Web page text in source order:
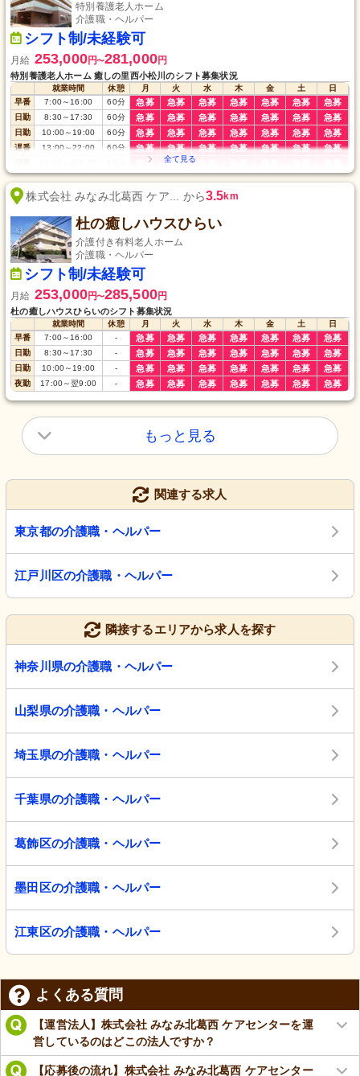
特別養護老人ホーム
介護職・ヘルパー
シフト制/未経験可
月給 253,000円〜281,000円
特別養護老人ホーム 癒しの里西小松川のシフト募集状況
就業時間 休憩 月 火 水 木 金 土
日
早番
7:00～ 16:00 60分 急募 急募 急募 急募 急募 急募 急募
日勤 8:30～ 17:30 60分 急募 急募 急募 急募 急募 急募 急募
日勤 10:00～ 19:00 60分 急募 急募 急募 急募 急募 急募 急募
遅番 13:00 ～22:00 60分 急募 急募 急募 急募 急募 急募 急募
急募 急募
株式会社 みなみ北葛西 ケア... から3.5km
杜の癒しハウスひらい
介護付き有料老人ホーム
介護職・ヘルパー
シフト制/未経験可
月給 253,000円〜285,500円
杜の癒しハウスひらいのシフト募集状況
就業時間 休憩 月 火 水 木 金 土
日
早番
7:00～16:00 - 急募 急募 急募 急募 急募 急募 急募
日勤 8:30～17:30 - 急募 急募 急募 急募 急募 急募 急募
日勤 10:00～19:00 - 急募 急募 急募 急募 急募 急募 急募
夜勤 17:00～翌9:00 - 急募 急募 急募 急募 急募 急募 急募
もっと見る
関連する求人
東京都の介護職・ヘルパー
江戸川区の介護職・ヘルパー
隣接するエリアから求人を探す
神奈川県の介護職・ヘルパー
山梨県の介護職・ヘルパー
埼玉県の介護職・ヘルパー
千葉県の介護職・ヘルパー
葛飾区の介護職・ヘルパー
墨田区の介護職・ヘルパー
江東区の介護職・ヘルパー
よくある質問
【運営法人】株式会社 みなみ北葛西 ケアセンターを運
営しているのはどこの法人ですか？
【応募後の流れ】株式会社 みなみ北葛西 ケアセンター